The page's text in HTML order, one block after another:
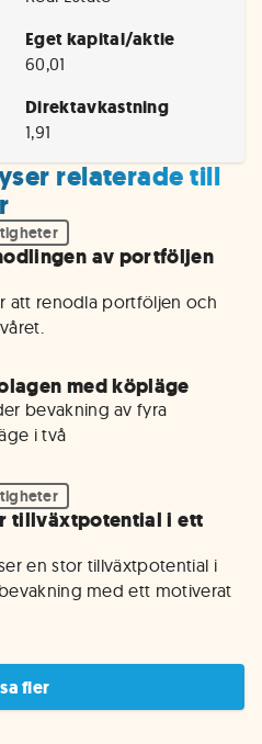
Eget kapital/aktie
60,01
Direktavkastning
1,91
relaterade till
av portföljen
att renodla portföljen och
visar stark tillväxt första halvåret.
med köpläge
bevakning av fyra
i två
tillväxtpotential i ett
en stor tillväxtpotential i
med ett motiverat
fler